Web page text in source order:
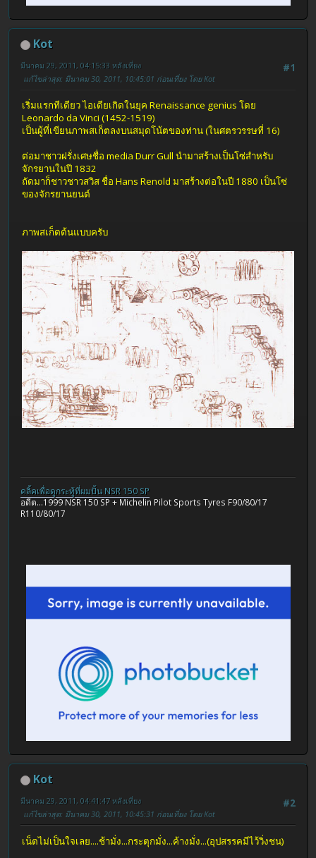
Kot
#1
มีนาคม 29, 2011, 04:15:33 หลังเที่ยง
แก้ไขล่าสุด: มีนาคม 30, 2011, 10:45:01 ก่อนเที่ยง โดย Kot
เริ่มแรกทีเดียว ไอเดียเกิดในยุค Renaissance genius โดย
Leonardo da Vinci (1452-1519)
เป็นผู้ที่เขียนภาพสเก็ตลงบนสมุดโน้ตของท่าน (ในศตรวรรษที่ 16)
ต่อมาชาวฝรั่งเศษชื่อ media Durr Gull นำมาสร้างเป็นโซ่สำหรับ
จักรยานในปี 1832
ถัดมาก็ชาวชาวสวิส ชื่อ Hans Renold มาสร้างต่อในปี 1880 เป็นโซ่
ของจักรยานยนต์
ภาพสเก็ตต้นแบบครับ
คลิ้คเพื่อดูกระทู้ที่ผมปั้น NSR 150 SP
อดีต...1999 NSR 150 SP + Michelin Pilot Sports Tyres F90/80/17
R110/80/17
Kot
#2
มีนาคม 29, 2011, 04:41:47 หลังเที่ยง
แก้ไขล่าสุด: มีนาคม 30, 2011, 10:45:31 ก่อนเที่ยง โดย Kot
เน็ตไม่เป็นใจเลย....ช้ามั่ง...กระตุกมั่ง...ค้างมั่ง...(อุปสรรคมีไว้วิ่งชน)